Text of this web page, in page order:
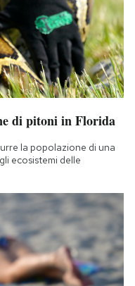
di pitoni in Florida
la popolazione di una
ecosistemi delle